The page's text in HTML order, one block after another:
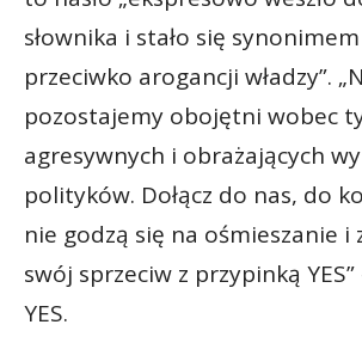
słownika i stało się
przeciwko arogancji władzy”.
pozostajemy obojętni wobec
agresywnych i obrażających
polityków. Dołącz do nas, do
nie godzą się na ośmieszanie
swój sprzeciw z przypinką YES”
YES.